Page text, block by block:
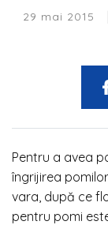
29 mai 2015
Pentru a avea
îngrijirea
vara, după ce
pentru pomi